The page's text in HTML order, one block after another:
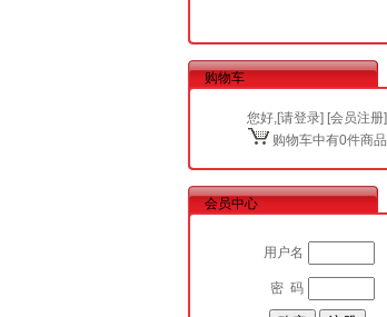
购物车
您好,[请登录] [会员注册]
购物车中有0件商品
会员中心
用户名
密 码